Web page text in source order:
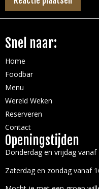
Snel naar:
Home
Foodbar
Menu
Wereld Weken
Reserveren
Contact
Openingstijden
Donderdag en vrijdag vanaf
Zaterdag en zondag vanaf